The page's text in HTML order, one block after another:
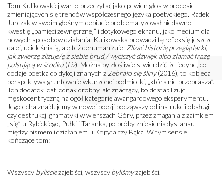
Tom Kulikowskiej warto przeczytać jako pewien głos w procesie
zmieniających się trendów współczesnego języka poetyckiego. Radek
Jurczak w swoim głośnym debiucie problematyzował niedawno
kwestię „pamięci zewnętrznej” i dotykowego ekranu, jako medium dla
nowych sposobów działania. Kulikowska prowadzi tę refleksję jeszcze
dalej, ucieleśnia ją, ale też dehumanizuje: Zlizać historię przeglądarki,
jak zwierzę zlizuje/ę z siebie brud,/ wyciszyć dźwięk albo złamać frazę
pulsującą w środku (Liż). Można by złośliwie stwierdzić, że jedyne, co
dodaje poetka do dykcji znanych z Zebrało się śliny(2016), to kobieca
perspektywa gruntownie wkurzonej podmiotki, „która nie przeprasza”.
Ten dodatek jest jednak drobny, ale znaczący, bo destabilizuje
męskocentryczną na ogół kategorię awangardowego eksperymentu.
Jego echa znajdujemy w nowej poezji począwszy od instrukcji obsługi
czy destrukcji gramatyki w wierszach Góry, przez zmagania z zaimkiem
„się” u Rybickiego, Pułki i Taranka, po próby zniesienia dystansu
między pismem i działaniem u Kopyta czy Bąka. W tym sensie
kończące tom:
Wszyscy byliściezajebiści, wszyscy byliśmyzajebiści.